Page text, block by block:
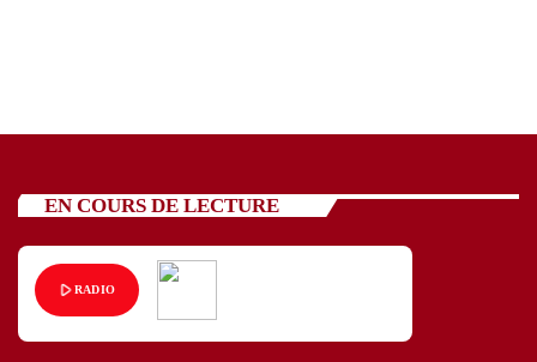
EN COURS DE LECTURE
play_arrowRADIO